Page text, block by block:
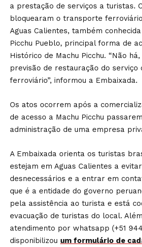
a prestação de serviços a turistas.
bloquearam o transporte
Aguas Calientes, também
Picchu Pueblo, principal forma de
Histórico de Machu Picchu. “Não
previsão de restauração do
ferroviário”, informou a Embaixada.
Os atos ocorrem após a
de acesso a Machu Picchu
administração de uma empresa
A Embaixada orienta os turistas
estejam em Aguas Calientes a
desnecessários e a entrar em
que é a entidade do governo
pela assistência ao turista e está
evacuação de turistas do local.
atendimento por whatsapp (+51
disponibilizou um formulário de